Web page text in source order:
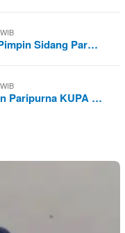
Sidang Par…
Paripurna KUPA …